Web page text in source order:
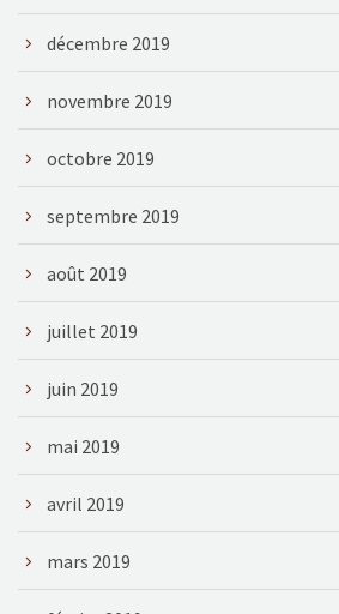
décembre 2019
novembre 2019
octobre 2019
septembre 2019
août 2019
juillet 2019
juin 2019
mai 2019
avril 2019
mars 2019